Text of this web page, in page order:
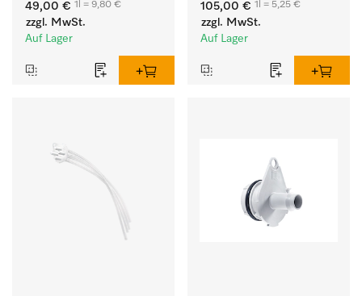
Reinigung von
Buntwäsche und
49,00 € 1l = 9,80 €
zzgl. MwSt.
Auf Lager
hartnäckigen Flecken.
105,00 € 1l = 5,25 €
zzgl. MwSt.
Auf Lager